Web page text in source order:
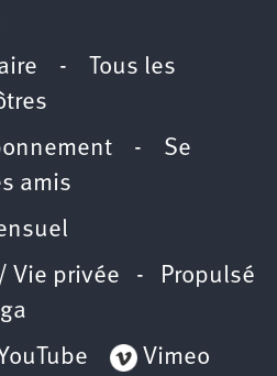
-
Tous les
- Se
amis
Vie privée - Propulsé
Vimeo